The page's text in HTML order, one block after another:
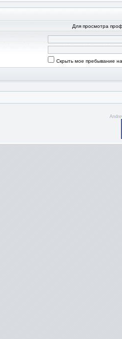
Для просмотра
Скрыть мое пребывание